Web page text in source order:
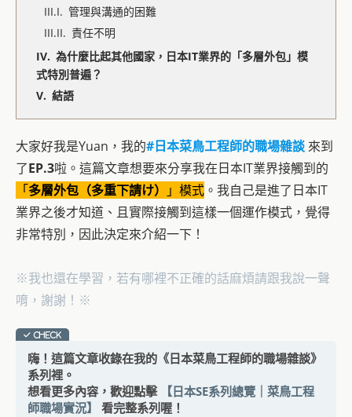
管理與溝通的困難
責任不明
為什麼比起其他國家，日本IT業界的「多層外包」模
式特別普遍？
結語
大家好我是Yuan，我的#日本菜鳥工程師的職場雜談 來到
了EP.3啦。這篇文章想要來分享我在日本IT業界接觸到的
「多層外包（多重下請け） 」模式 。我自己是進了日本IT
業界之後才知道、且實際接觸到這樣一個運作模式，覺得
非常特別，因此決定來介紹一下！
※我也還在學習，若有哪裡不正確的話麻煩請跟我說一聲
唷，謝謝！※
嗨！這篇文章收錄在我的《日本菜鳥工程師的職場雜談》
系列裡。
想看更多內容，歡迎點擊
【日本SE系列總覽｜菜鳥工程
師職場實況】
看完整系列喔！